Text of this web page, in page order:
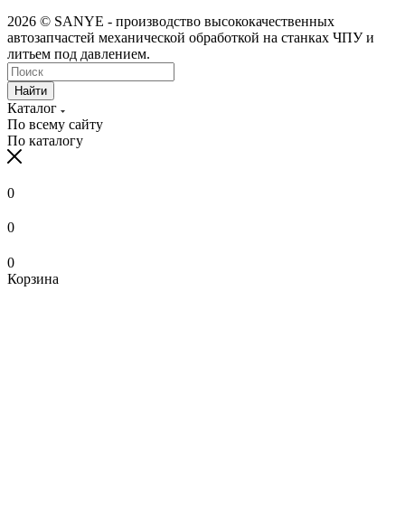
2026 © SANYE - производство высококачественных
автозапчастей механической обработкой на станках ЧПУ и
литьем под давлением.
Найти
Каталог
По всему сайту
По каталогу
0
0
0
Корзина